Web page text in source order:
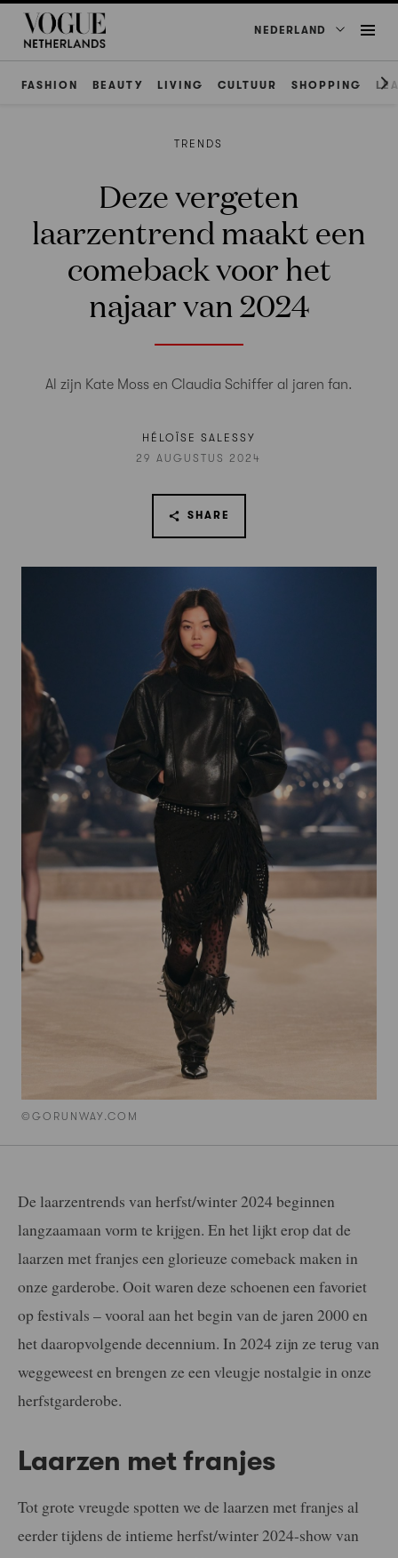
NEDERLAND
FASHION BEAUTY LIVING CULTUUR SHOPPING
©GORUNWAY.COM
TRENDS
Deze vergeten
laarzentrend maakt een
comeback voor het
najaar van 2024
Al zijn Kate Moss en Claudia Schiffer al jaren fan.
HÉLOÏSE SALESSY
29 AUGUSTUS 2024
SHARE
De laarzentrends van herfst/winter 2024 beginnen
langzaamaan vorm te krijgen. En het lijkt erop dat de
laarzen met franjes een glorieuze comeback maken in
onze garderobe. Ooit waren deze schoenen een favoriet
op festivals – vooral aan het begin van de jaren 2000 en
het daaropvolgende decennium. In 2024 zijn ze terug van
weggeweest en brengen ze een vleugje nostalgie in onze
herfstgarderobe.
Laarzen met franjes
Tot grote vreugde spotten we de laarzen met franjes al
eerder tijdens de intieme herfst/winter 2024-show van